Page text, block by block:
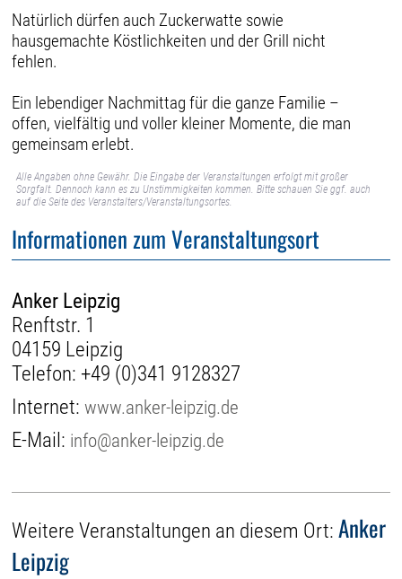
Natürlich dürfen auch Zuckerwatte sowie
hausgemachte Köstlichkeiten und der Grill nicht
fehlen.
Ein lebendiger Nachmittag für die ganze Familie –
offen, vielfältig und voller kleiner Momente, die man
gemeinsam erlebt.
Alle Angaben ohne Gewähr. Die Eingabe der Veranstaltungen erfolgt mit großer
Sorgfalt. Dennoch kann es zu Unstimmigkeiten kommen. Bitte schauen Sie ggf. auch
auf die Seite des Veranstalters/Veranstaltungsortes.
Informationen zum Veranstaltungsort
Anker Leipzig
Renftstr. 1
04159 Leipzig
Telefon: +49 (0)341 9128327
Internet:www.anker-leipzig.de
E-Mail: info@anker-leipzig.de
Weitere Veranstaltungen an diesem Ort:Anker
Leipzig